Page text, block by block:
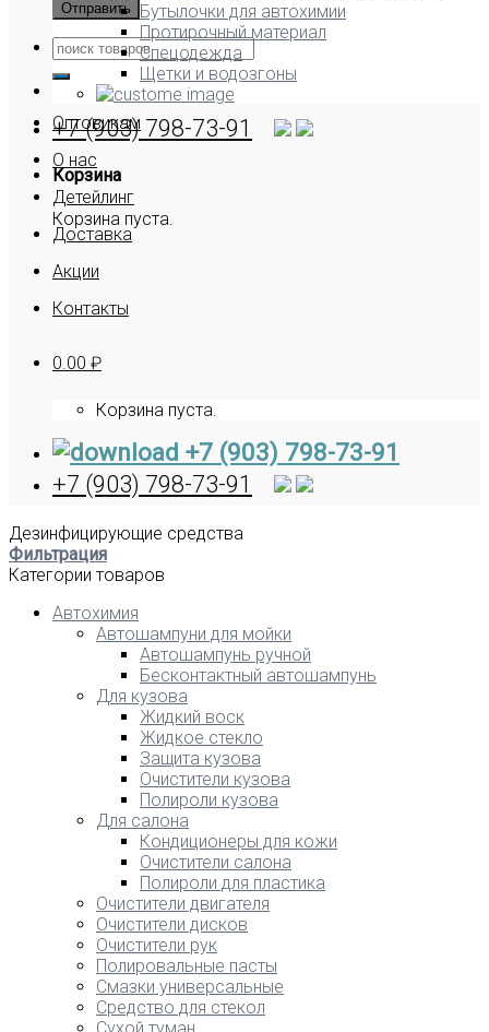
+7 (903) 798-73-91
Корзина
Корзина пуста.
Бутылочки для автохимии
Протирочный материал
Спецодежда
Щетки и водозгоны
Оптовикам
О нас
Детейлинг
Доставка
Акции
Контакты
0.00 ₽
Корзина пуста.
+7 (903) 798-73-91
+7 (903) 798-73-91
Дезинфицирующие средства
Фильтрация
Категории товаров
Автохимия
Автошампуни для мойки
Автошампунь ручной
Бесконтактный автошампунь
Для кузова
Жидкий воск
Жидкое стекло
Защита кузова
Очистители кузова
Полироли кузова
Для салона
Кондиционеры для кожи
Очистители салона
Полироли для пластика
Очистители двигателя
Очистители дисков
Очистители рук
Полировальные пасты
Смазки универсальные
Средство для стекол